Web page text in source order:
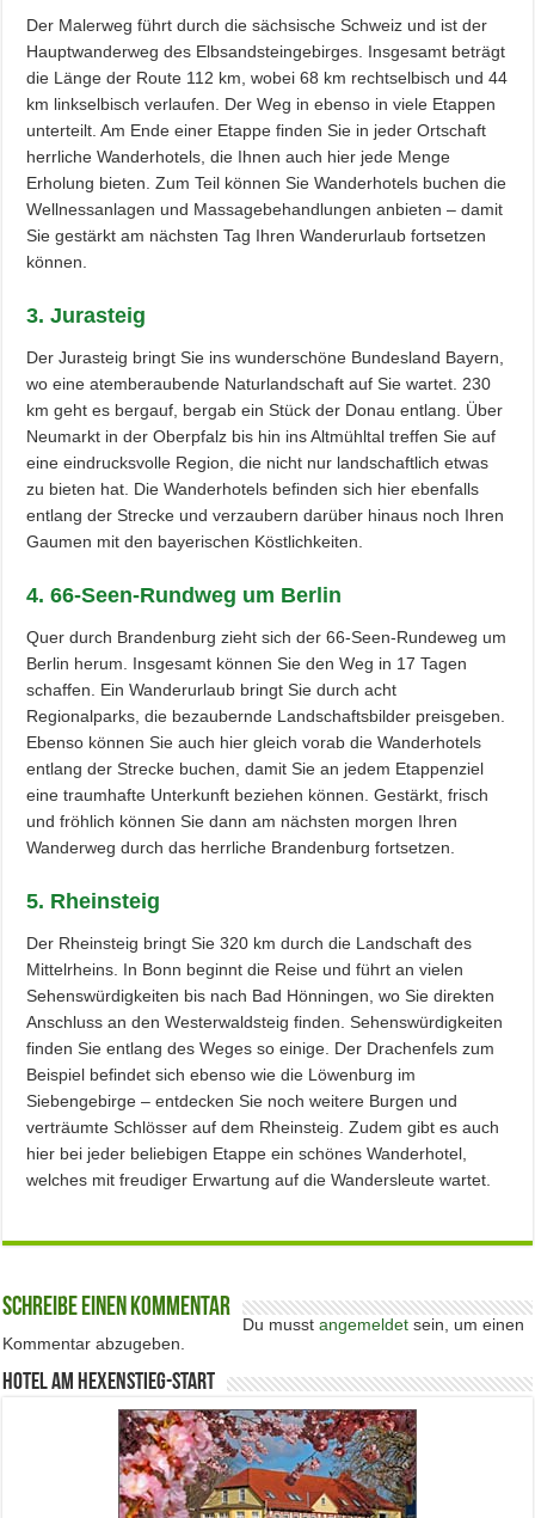
Der Malerweg führt durch die sächsische Schweiz und ist der
Hauptwanderweg des Elbsandsteingebirges. Insgesamt beträgt
die Länge der Route 112 km, wobei 68 km rechtselbisch und 44
km linkselbisch verlaufen. Der Weg in ebenso in viele Etappen
unterteilt. Am Ende einer Etappe finden Sie in jeder Ortschaft
herrliche Wanderhotels, die Ihnen auch hier jede Menge
Erholung bieten. Zum Teil können Sie Wanderhotels buchen die
Wellnessanlagen und Massagebehandlungen anbieten – damit
Sie gestärkt am nächsten Tag Ihren Wanderurlaub fortsetzen
können.
3. Jurasteig
Der Jurasteig bringt Sie ins wunderschöne Bundesland Bayern,
wo eine atemberaubende Naturlandschaft auf Sie wartet. 230
km geht es bergauf, bergab ein Stück der Donau entlang. Über
Neumarkt in der Oberpfalz bis hin ins Altmühltal treffen Sie auf
eine eindrucksvolle Region, die nicht nur landschaftlich etwas
zu bieten hat. Die Wanderhotels befinden sich hier ebenfalls
entlang der Strecke und verzaubern darüber hinaus noch Ihren
Gaumen mit den bayerischen Köstlichkeiten.
4. 66-Seen-Rundweg um Berlin
Quer durch Brandenburg zieht sich der 66-Seen-Rundeweg um
Berlin herum. Insgesamt können Sie den Weg in 17 Tagen
schaffen. Ein Wanderurlaub bringt Sie durch acht
Regionalparks, die bezaubernde Landschaftsbilder preisgeben.
Ebenso können Sie auch hier gleich vorab die Wanderhotels
entlang der Strecke buchen, damit Sie an jedem Etappenziel
eine traumhafte Unterkunft beziehen können. Gestärkt, frisch
und fröhlich können Sie dann am nächsten morgen Ihren
Wanderweg durch das herrliche Brandenburg fortsetzen.
5. Rheinsteig
Der Rheinsteig bringt Sie 320 km durch die Landschaft des
Mittelrheins. In Bonn beginnt die Reise und führt an vielen
Sehenswürdigkeiten bis nach Bad Hönningen, wo Sie direkten
Anschluss an den Westerwaldsteig finden. Sehenswürdigkeiten
finden Sie entlang des Weges so einige. Der Drachenfels zum
Beispiel befindet sich ebenso wie die Löwenburg im
Siebengebirge – entdecken Sie noch weitere Burgen und
verträumte Schlösser auf dem Rheinsteig. Zudem gibt es auch
hier bei jeder beliebigen Etappe ein schönes Wanderhotel,
welches mit freudiger Erwartung auf die Wandersleute wartet.
Schreibe einen Kommentar
Du musstangemeldet sein, um einen
Kommentar abzugeben.
Hotel am Hexenstieg-Start